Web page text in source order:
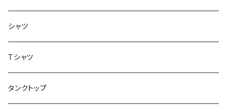
ボトムス
ジャケット
トップス
シャツ
Tシャツ
タンクトップ